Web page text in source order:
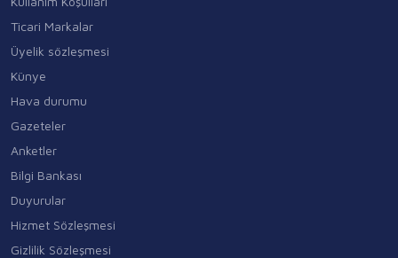
Ticari Markalar
Üyelik sözleşmesi
Künye
Hava durumu
Gazeteler
Anketler
Bilgi Bankası
Duyurular
Hizmet Sözleşmesi
Gizlilik Sözleşmesi